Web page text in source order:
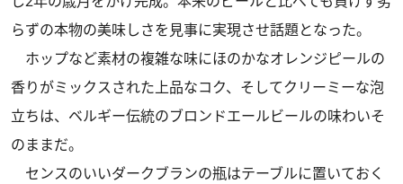
らずの本物の美味しさを見事に実現させ話題となった。
ホップなど素材の複雑な味にほのかなオレンジピールの
香りがミックスされた上品なコク、そしてクリーミーな泡
立ちは、ベルギー伝統のブロンドエールビールの味わいそ
のままだ。
センスのいいダークブランの瓶はテーブルに置いておく